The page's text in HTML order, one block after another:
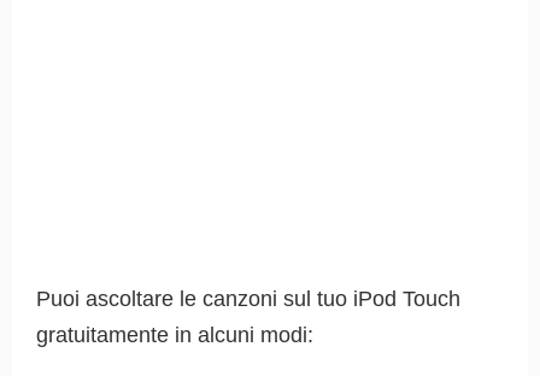
Puoi ascoltare le canzoni sul tuo iPod Touch
gratuitamente in alcuni modi: